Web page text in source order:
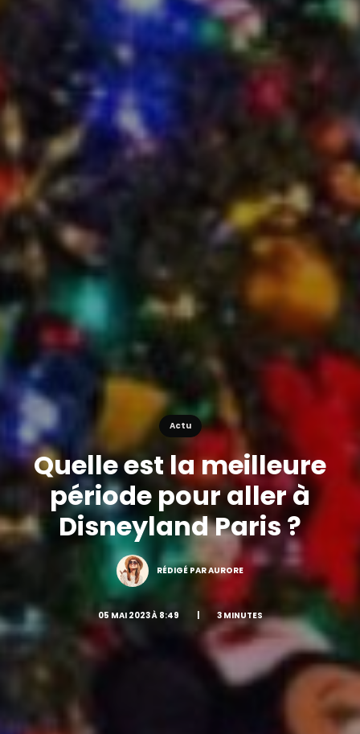
Actu
Quelle est la meilleure
période pour aller à
Disneyland Paris ?
RÉDIGÉ PAR AURORE
05 MAI 2023 À 8:49 | 3 MINUTES